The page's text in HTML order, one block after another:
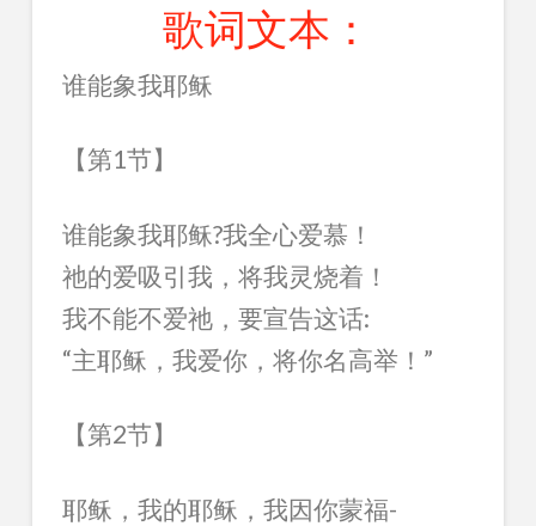
歌词文本：
谁能象我耶稣
【第1节】
谁能象我耶稣?我全心爱慕！
祂的爱吸引我，将我灵烧着！
我不能不爱祂，要宣告这话:
“主耶稣，我爱你，将你名高举！”
【第2节】
耶稣，我的耶稣，我因你蒙福-